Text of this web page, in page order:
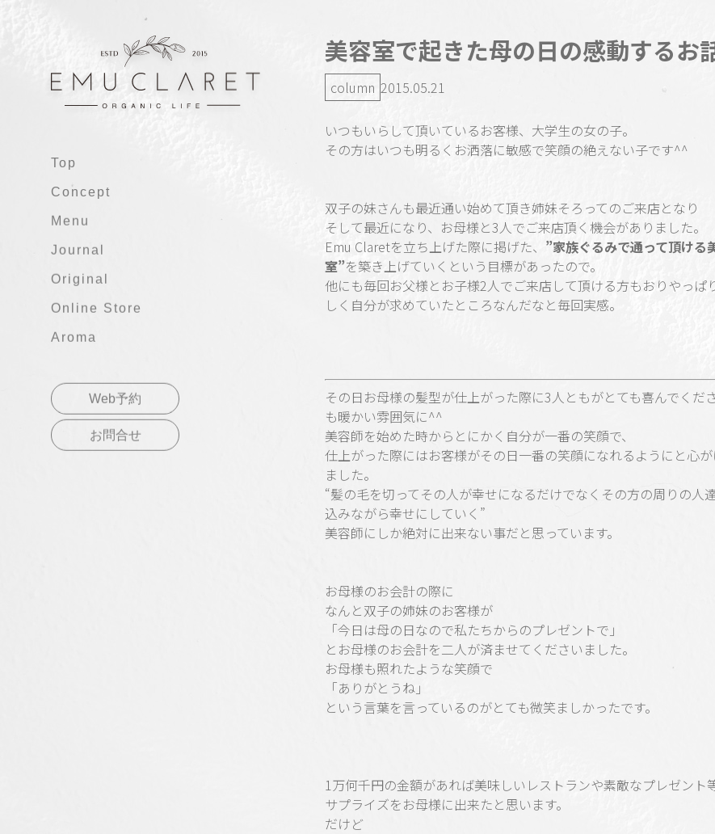
Top
Concept
Menu
Journal
Original
Online Store
Aroma
Web予約
お問合せ
美容室で起きた母の日の感動するお
column 2015.05.21
いつもいらして頂いているお客様、大学生の女の子。
その方はいつも明るくお洒落に敏感で笑顔の絶えない子です^^
双子の妹さんも最近通い始めて頂き姉妹そろってのご来店となり
そして最近になり、お母様と3人でご来店頂く機会がありました。
Emu Claretを立ち上げた際に掲げた、 ”家族ぐるみで通って頂ける
室”を築き上げていくという目標があったので。
他にも毎回お父様とお子様2人でご来店して頂ける方もおりやっぱ
しく自分が求めていたところなんだなと毎回実感。
その日お母様の髪型が仕上がった際に3人ともがとても喜んでくだ
も暖かい雰囲気に^^
美容師を始めた時からとにかく自分が一番の笑顔で、
仕上がった際にはお客様がその日一番の笑顔になれるようにと心
ました。
“髪の毛を切ってその人が幸せになるだけでなくその方の周りの人
込みながら幸せにしていく”
美容師にしか絶対に出来ない事だと思っています。
お母様のお会計の際に
なんと双子の姉妹のお客様が
「今日は母の日なので私たちからのプレゼントで」
とお母様のお会計を二人が済ませてくださいました。
お母様も照れたような笑顔で
「ありがとうね」
という言葉を言っているのがとても微笑ましかったです。
1万何千円の金額があれば美味しいレストランや素敵なプレゼント
サプライズをお母様に出来たと思います。
だけど